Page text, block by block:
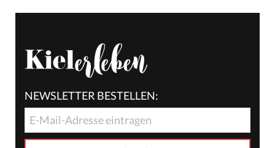
NEWSLETTER BESTELLEN: